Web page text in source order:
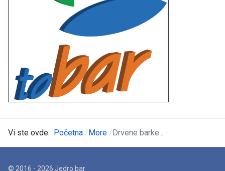
Vi ste ovde: Početna More Drvene barke...
© 2016 - 2026 Jedro.bar